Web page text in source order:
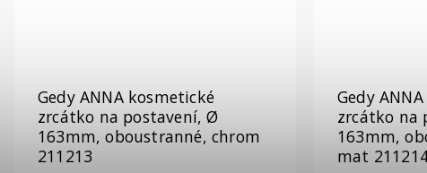
Gedy ANNA kosmetické
zrcátko na postavení, Ø
163mm, oboustranné, chrom
211213
Gedy
zrcátko na
163mm,
mat